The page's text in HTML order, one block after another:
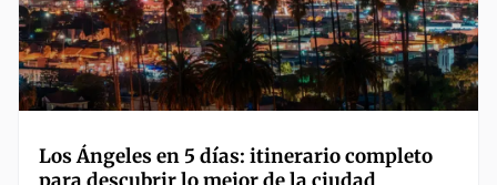
Los Ángeles en 5 días: itinerario completo